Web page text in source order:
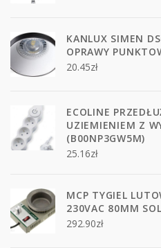
KANLUX SIMEN
OPRAWY
20.45zł
ECOLINE
UZIEMIENIEM Z
(B00NP3GW5M)
25.16zł
MCP TYGIEL
230VAC 80MM
292.90zł